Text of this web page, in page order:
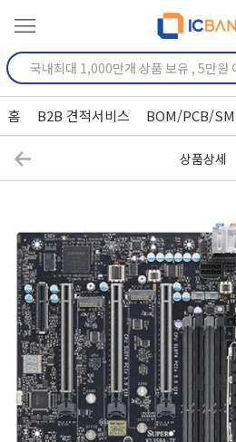
홈 B2B 견적서비스 BOM/PCB/
상품상세